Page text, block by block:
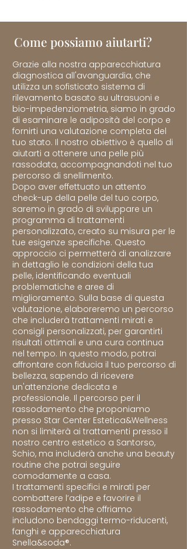
Come possiamo aiutarti?
Grazie alla nostra apparecchiatura
diagnostica all'avanguardia, che
utilizza un sofisticato sistema di
rilevamento basato su ultrasuoni e
bio-impedenziometria, siamo in grado
di esaminare le adiposità del corpo e
fornirti una valutazione completa del
tuo stato. Il nostro obiettivo è quello di
aiutarti a ottenere una pelle più
rassodata, accompagnandoti nel tuo
percorso di snellimento.
Dopo aver effettuato un attento
check-up della pelle del tuo corpo,
saremo in grado di sviluppare un
programma di trattamenti
personalizzato, creato su misura per le
tue esigenze specifiche. Questo
approccio ci permetterà di analizzare
in dettaglio le condizioni della tua
pelle, identificando eventuali
problematiche e aree di
miglioramento. Sulla base di questa
valutazione, elaboreremo un percorso
che includerà trattamenti mirati e
consigli personalizzati, per garantirti
risultati ottimali e una cura continua
nel tempo. In questo modo, potrai
affrontare con fiducia il tuo percorso di
bellezza, sapendo di ricevere
un'attenzione dedicata e
professionale. Il percorso per il
rassodamento che proponiamo
presso Star Center Estetica&Wellness
non si limiterà ai trattamenti presso il
nostro centro estetico a Santorso,
Schio, ma includerà anche una beauty
routine che potrai seguire
comodamente a casa.
I trattamenti specifici e mirati per
combattere l’adipe e favorire il
rassodamento che offriamo
includono bendaggi termo-riducenti,
fanghi e apparecchiatura
Snella&soda®.